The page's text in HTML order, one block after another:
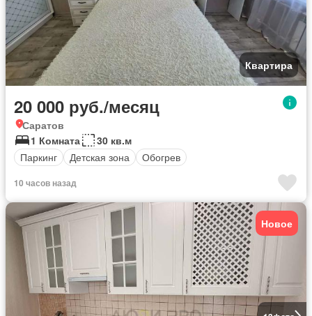
Квартира
20 000 руб./месяц
Саратов
1 Комната
30 кв.м
Паркинг
Детская зона Обогрев
10 часов назад
Новое